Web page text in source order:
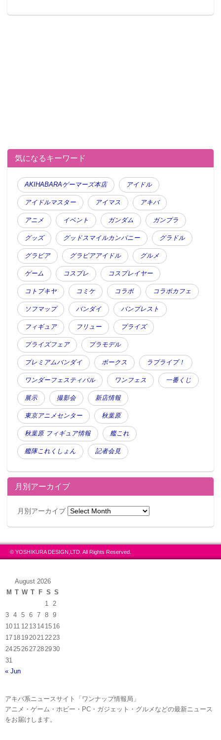
気になるキーワード
AKIHABARAゲーマーズ本店 アイドル
アイドルマスター アイマス アキバ
アニメ イベント ガンダム ガンプラ
グッズ グッドスマイルカンパニー グラドル
グラビア グラビアアイドル グルメ
ゲーム コスプレ コスプレイヤー
コトブキヤ コミケ コラボ コラボカフェ
ソフマップ バンダイ バンプレスト
フィギュア フリュー プライズ
プライズフェア プラモデル
プレミアムバンダイ ボークス ラブライブ！
ワンダーフェスティバル ワンフェス 一番くじ
展示 撮影会 新店情報
東京アニメセンター 秋葉原
秋葉原 フィギュア情報 艦これ
艦隊これくしょん 記者会見
月別アーカイブ
月別アーカイブ
© YOSHIKURA DESIGN,LTD. All Rights Reserved.
August 2026
M T W T F S S
1
2
3
4 5 6 7 8
9
10 11 12 13 14 15 16
17 18 19 20 21 22 23
24 25 26 27 28 2930
31
« Jun
アキバ系ニュースサイト「ワンナップ情報局」
アニメ・ゲーム・ホビー・PC・ガジェット・グルメなどの最新ニュース
をお届けします。